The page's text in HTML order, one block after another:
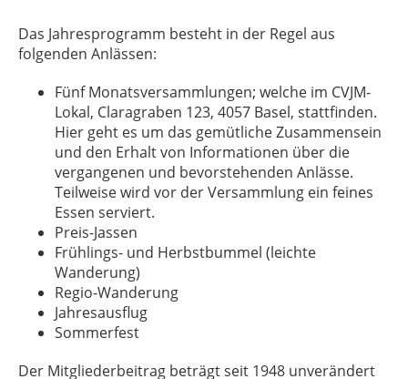
Das Jahresprogramm besteht in der Regel aus
folgenden Anlässen:
Fünf Monatsversammlungen; welche im CVJM-
Lokal, Claragraben 123, 4057 Basel, stattfinden.
Hier geht es um das gemütliche Zusammensein
und den Erhalt von Informationen über die
vergangenen und bevorstehenden Anlässe.
Teilweise wird vor der Versammlung ein feines
Essen serviert.
Preis-Jassen
Frühlings- und Herbstbummel (leichte
Wanderung)
Regio-Wanderung
Jahresausflug
Sommerfest
Der Mitgliederbeitrag beträgt seit 1948 unverändert